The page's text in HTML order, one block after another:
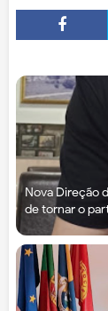
Nova Direção
de tornar o